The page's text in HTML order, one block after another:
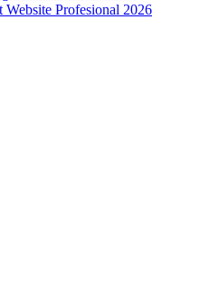
Website Profesional 2026